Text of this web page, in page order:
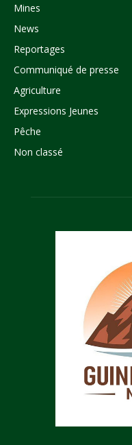
Mines
News
Reportages
Communiqué de presse
Agriculture
Expressions Jeunes
Pêche
Non classé